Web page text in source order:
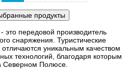
это передовой производитель
снаряжения. Туристические
уникальным качеством
технологий, благодаря которым
Северном Полюсе.